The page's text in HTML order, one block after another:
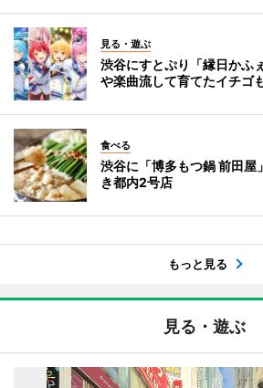
見る・遊ぶ
渋谷にすとぷり「縁日か
や楽曲流して育てたイチゴ
食べる
渋谷に「博多もつ鍋 前田
き都内2号店
もっと見る
見る・遊ぶ